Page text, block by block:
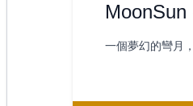
MoonSun
組 )
一個夢幻的彎月
射狀的宇宙光芒
復古風格繪製。
陽的光芒顯現，